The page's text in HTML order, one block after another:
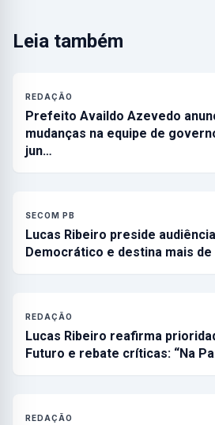
Leia também
REDAÇÃO
Prefeito Availdo Azevedo
mudanças na equipe de
jun…
SECOM PB
Lucas Ribeiro preside
Democrático e destina mais de
REDAÇÃO
Lucas Ribeiro reafirma
Futuro e rebate críticas: “Na
REDAÇÃO